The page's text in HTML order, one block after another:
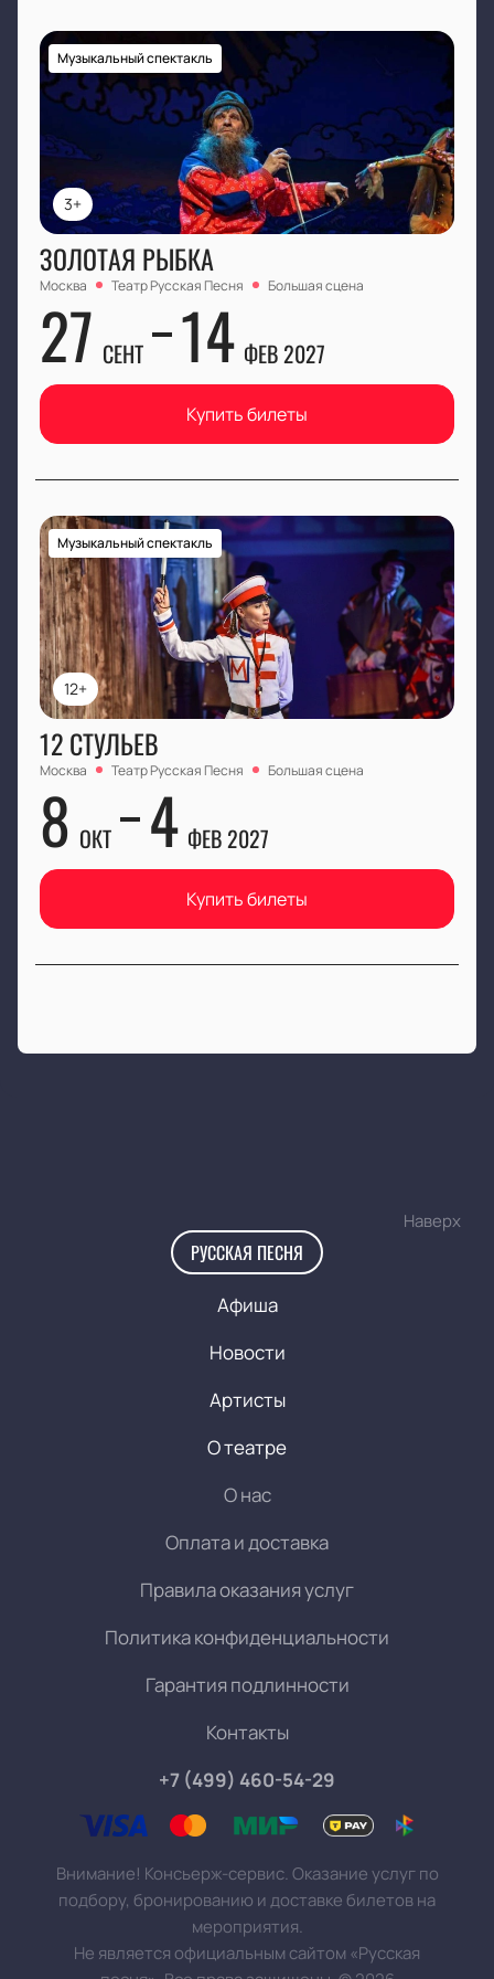
Обратите внимание, возможна смена актёрского
состава.
Режиссёр: Рустам Надыршин
Актёрский состав:Александр Семёнов, Артём
Попов, Илья Румянцев, Владислав Христюха,
Константин Морозов, Олесь Захаров, Роман
Матыцин, Руслан Шеметов, Сергей Ковалёв, Юрий
Загидуллин, Максим Шушкевич, Андрей Бейч,
Ульяна Сахарова
3+
Музыкальный спектакль
ЗОЛОТАЯ РЫБКА
Москва Театр Русская Песня Большая сцена
27 СЕНТ 14 ФЕВ 2027
Купить билеты
12+
Музыкальный спектакль
12 СТУЛЬЕВ
Москва Театр Русская Песня Большая сцена
8 ОКТ 4 ФЕВ 2027
Купить билеты
Наверх
РУССКАЯ ПЕСНЯ
Афиша
Новости
Артисты
О театре
О нас
Оплата и доставка
Правила оказания услуг
Политика конфиденциальности
Гарантия подлинности
Контакты
+7 (499) 460-54-29
Внимание! Консьерж-сервис. Оказание услуг по
подбору, бронированию и доставке билетов на
мероприятия.
Не является официальным сайтом «Русская